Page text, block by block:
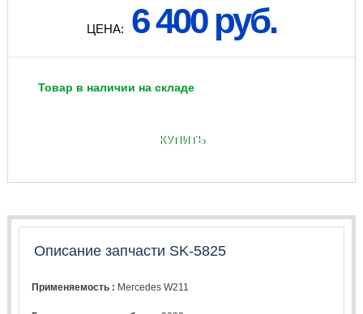
ЦЕНА: 6 400 руб.
Товар в наличии на складе
КУПИТЬ
Описание запчасти SK-5825
Применяемость : Mercedes W211